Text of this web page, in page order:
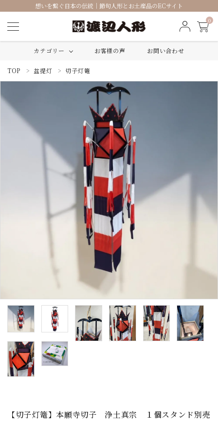
想いを繋ぐ日本の伝統｜節句人形とお土産品のECサイト
0
カテゴリー お客様の声 お問い合わせ
ACCOUNT MENU
ようこそ ゲスト 様
新規会員登録
お土産もの
ガイドライン
TOP 盆提灯 切子灯篭
【切子灯篭】本願寺切子 浄土真宗 １個スタンド別売